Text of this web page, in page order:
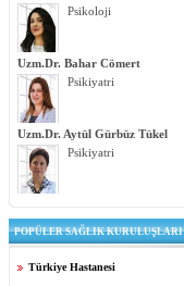
Psikoloji
Uzm.Dr. Bahar Cömert
Psikiyatri
Uzm.Dr. Aytül Gürbüz Tükel
Psikiyatri
POPÜLER SAĞLIK KURULUŞLARI
Türkiye Hastanesi